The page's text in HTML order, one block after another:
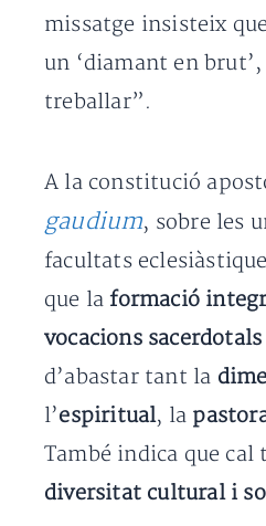
missatge insisteix
un ‘diamant en
treballar”.
A la constitució
gaudium, sobre les
facultats
que laformació
vocacions
d’abastar tant la
l’espiritual, la
També indica que
diversitat cultural i